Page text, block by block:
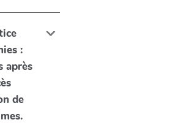
:
après
de